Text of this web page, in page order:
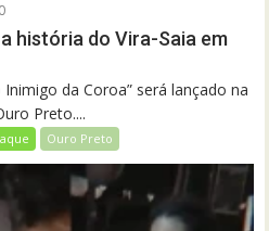
0
história do Vira-Saia em
da Coroa” será lançado na
Preto....
Ouro Preto